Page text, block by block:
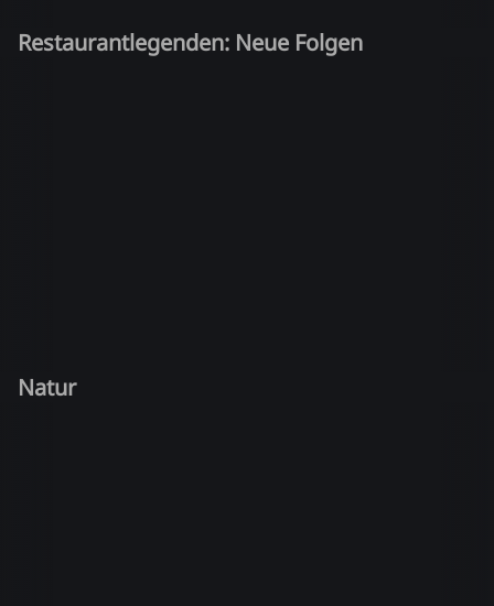
Restaurantlegenden: Neue Folgen
Natur